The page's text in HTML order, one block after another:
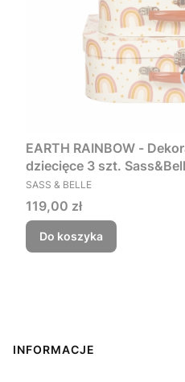
EARTH RAINBOW -
dziecięce 3 szt.
PRODUCENT
SASS & BELLE
Cena
119,00 zł
Do koszyka
Linki w stopce
INFORMACJE